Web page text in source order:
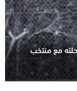
مع منتخب